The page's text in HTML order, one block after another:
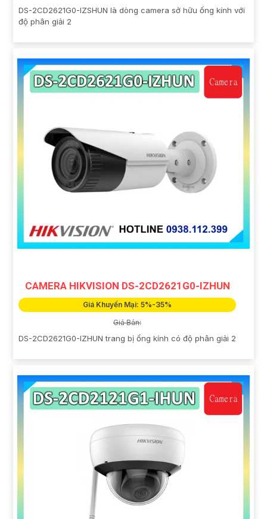
DS-2CD2621G0-IZSHUN là dòng camera sở hữu ống kính với
độ phân giải 2
CAMERA HIKVISION DS-2CD2621G0-IZHUN
Giá Khuyến Mại: 5%-35%
Giá Bán:
DS-2CD2621G0-IZHUN trang bị ống kính có độ phân giải 2